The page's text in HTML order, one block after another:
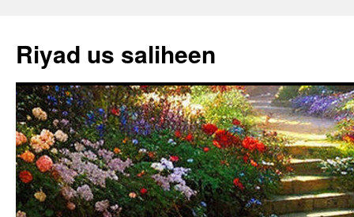
Riyad us saliheen